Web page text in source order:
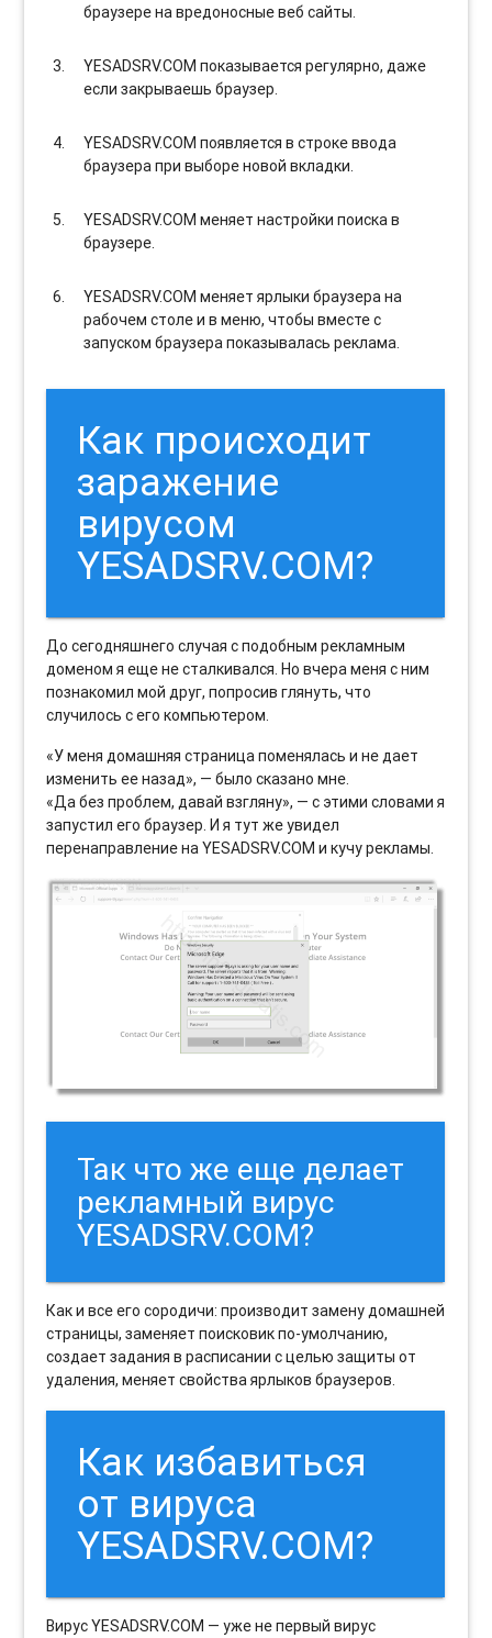
браузере на вредоносные веб сайты.
YESADSRV.COM показывается регулярно, даже
если закрываешь браузер.
YESADSRV.COM появляется в строке ввода
браузера при выборе новой вкладки.
YESADSRV.COM меняет настройки поиска в
браузере.
YESADSRV.COM меняет ярлыки браузера на
рабочем столе и в меню, чтобы вместе с
запуском браузера показывалась реклама.
Как происходит
заражение
вирусом
YESADSRV.COM?
До сегодняшнего случая с подобным рекламным
доменом я еще не сталкивался. Но вчера меня с ним
познакомил мой друг, попросив глянуть, что
случилось с его компьютером.
«У меня домашняя страница поменялась и не дает
изменить ее назад», — было сказано мне.
«Да без проблем, давай взгляну», — с этими словами я
запустил его браузер. И я тут же увидел
перенаправление на YESADSRV.COM и кучу рекламы.
Так что же еще делает
рекламный вирус
YESADSRV.COM?
Как и все его сородичи: производит замену домашней
страницы, заменяет поисковик по-умолчанию,
создает задания в расписании с целью защиты от
удаления, меняет свойства ярлыков браузеров.
Как избавиться
от вируса
YESADSRV.COM?
Вирус YESADSRV.COM — уже не первый вирус